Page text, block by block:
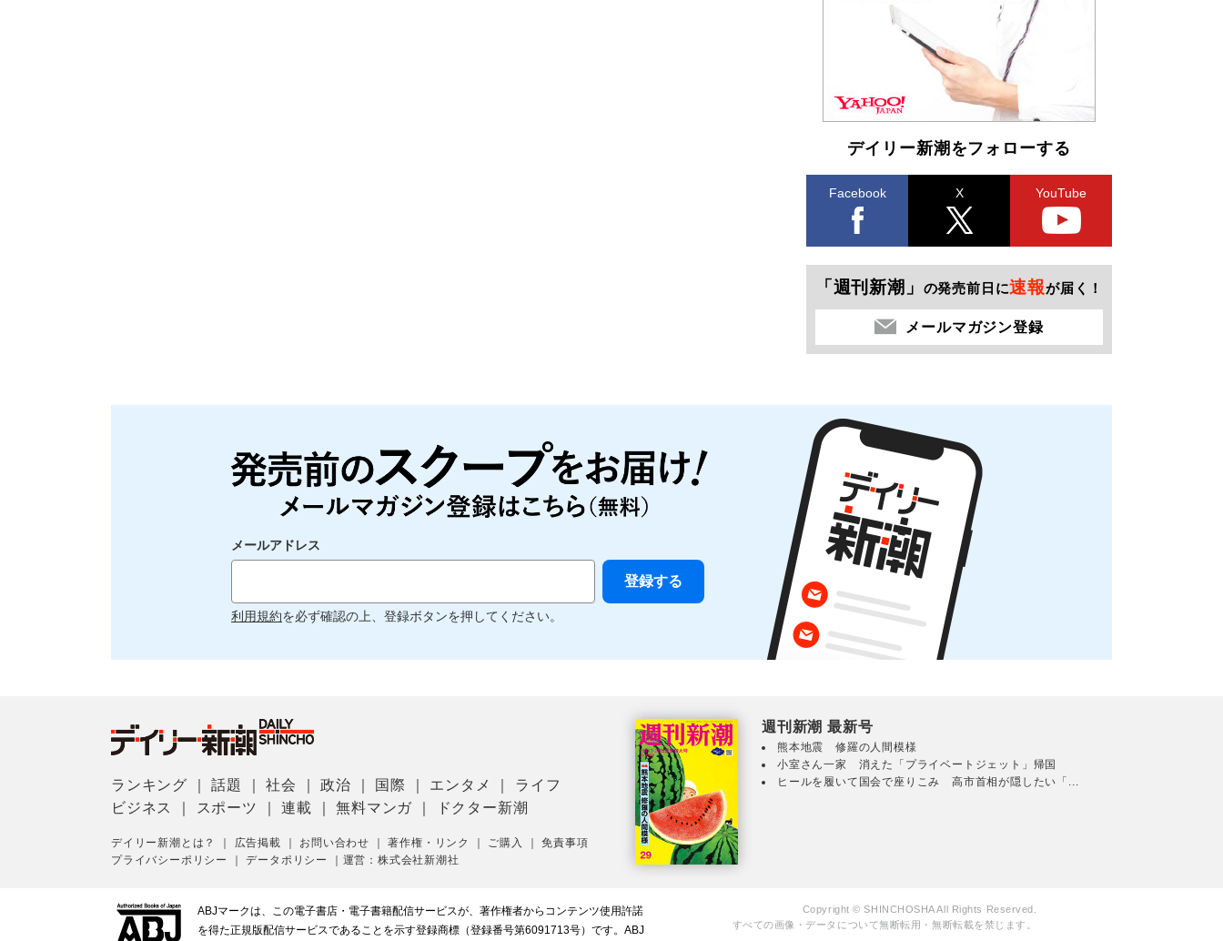
デイリー新潮をフォローする
Facebook X YouTube
「週刊新潮」 の発売前日に速報が届く！
メールマガジン登録
メールアドレス
利用規約を必ず確認の上、登録ボタンを押してください。
ランキング ｜話題 ｜社会 ｜政治 国際 エンタメ
ライフ
ビジネス
スポーツ ｜連載 ｜無料マンガ ドクター新潮
デイリー新潮とは？ 広告掲載 お問い合わせ ｜著作権・リンク ご購入 ｜免責事項
プライバシーポリシー
｜データポリシー 運営：株式会社新潮社
週刊新潮 最新号
熊本地震 修羅の人間模様
小室さん一家 消えた「プライベートジェット」帰国
ヒールを履いて国会で座りこみ 高市首相が隠したい「...
ABJマークは、この電子書店・電子書籍配信サービスが、著作権者からコンテンツ使用許諾
を得た正規版配信サービスであることを示す登録商標（登録番号第6091713号）です。ABJ
Copyright © SHINCHOSHA All Rights Reserved.
すべての画像・データについて無断転用・無断転載を禁じます。